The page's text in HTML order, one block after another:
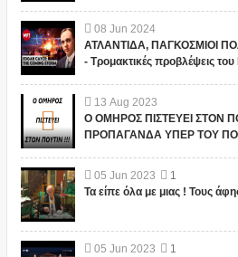
08 Jun 2024
ΑΤΛΑΝΤΙΔΑ, ΠΑΓΚΟΣΜΙΟΙ
- Τρομακτικές προβλέψεις
13 Aug 2023
Ο ΟΜΗΡΟΣ ΠΙΣΤΕΥΕΙ ΣΤΟΝ
ΠΡΟΠΑΓΑΝΔΑ ΥΠΕΡ ΤΟΥ
05 Jun 2023
1
Τα είπε όλα με μιας ! Τους
05 Jun 2023
1